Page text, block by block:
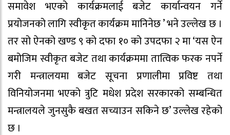
समावेश भएको कार्यक्रमलाई बजेट कार्यान्वयन गर्ने
प्रयोजनको लागि स्वीकृत कार्यक्रम मानिनेछ ’ भने उल्लेख छ ।
तर सो ऐनको खण्ड ९ को दफा १० को उपदफा २ मा ‘यस ऐन
बमोजिम स्वीकृत बजेट तथा कार्यक्रममा तात्विक फरक नपर्ने
गरी मन्त्रालयमा बजेट सूचना प्रणालीमा प्रविष्ट तथा
विनियोजनमा भएको त्रुटि मधेश प्रदेश सरकारको सम्बन्धित
मन्त्रालयले जुनसुकै बखत सच्याउन सकिने छ’ उल्लेख रहेको
छ ।